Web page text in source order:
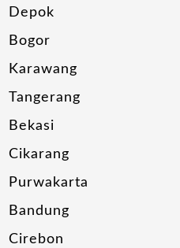
Depok
Bogor
Karawang
Tangerang
Bekasi
Cikarang
Purwakarta
Bandung
Cirebon